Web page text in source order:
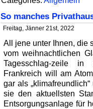
So manches
Freitag, Jänner 21st, 2022
All jene unter Ihnen, die
vom weihnachtlichen
Tagesschlag-zeile in
Frankreich will am
gar als
sie den aktuellsten
Entsorgungsanlage für